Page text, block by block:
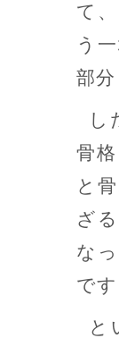
て
う
部
し
骨
と
ざ
な
で
と